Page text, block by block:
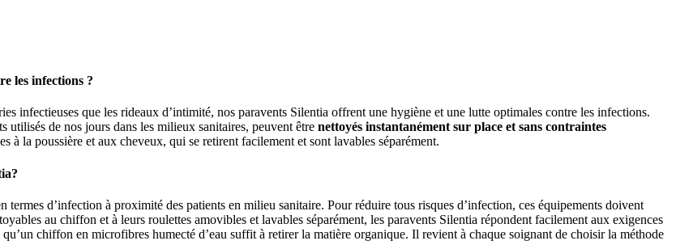
les infections ?
infectieuses que les rideaux d’intimité, nos paravents Silentia offrent une hygiène et une lutte optimales contre les infections.
utilisés de nos jours dans les milieux sanitaires, peuvent être nettoyés instantanément sur place et sans contraintes
à la poussière et aux cheveux, qui se retirent facilement et sont lavables séparément.
termes d’infection à proximité des patients en milieu sanitaire. Pour réduire tous risques d’infection, ces équipements doivent
au chiffon et à leurs roulettes amovibles et lavables séparément, les paravents Silentia répondent facilement aux exigences
chiffon en microfibres humecté d’eau suffit à retirer la matière organique. Il revient à chaque soignant de choisir la méthode